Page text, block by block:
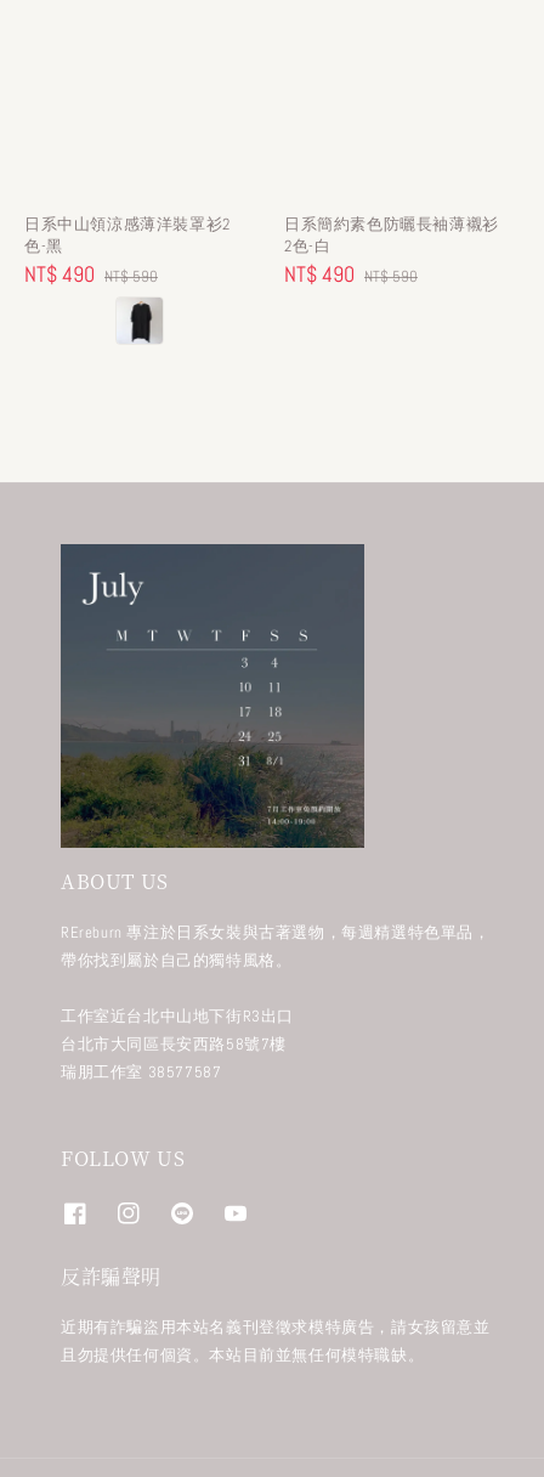
日系中山領涼感薄洋裝罩衫2
色-黑
Sale
NT$ 490 Regular
price
NT$ 590
日系簡約素色防曬長袖薄襯衫
2色-白
Sale
NT$ 490 Regular
NT$ 590
ABOUT US
REreburn 專注於日系女裝與古著選物，每週精選特色單品，
帶你找到屬於自己的獨特風格。
工作室近台北中山地下街R3出口
台北市大同區長安西路58號7樓
瑞朋工作室 38577587
FOLLOW US
反詐騙聲明
近期有詐騙盜用本站名義刊登徵求模特廣告，請女孩留意並
且勿提供任何個資。本站目前並無任何模特職缺。